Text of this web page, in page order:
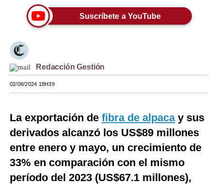
Tendencias
Viajes
Moda
Estilos
Mundo
EEUU
México
España
Suscríbete a YouTube
Redacción Gestión
02/08/2024 18H39
La exportación de fibra de alpacay sus
derivados alcanzó los US$89 millones
entre enero y mayo, un crecimiento de
33% en comparación con el mismo
período del 2023 (US$67.1 millones),